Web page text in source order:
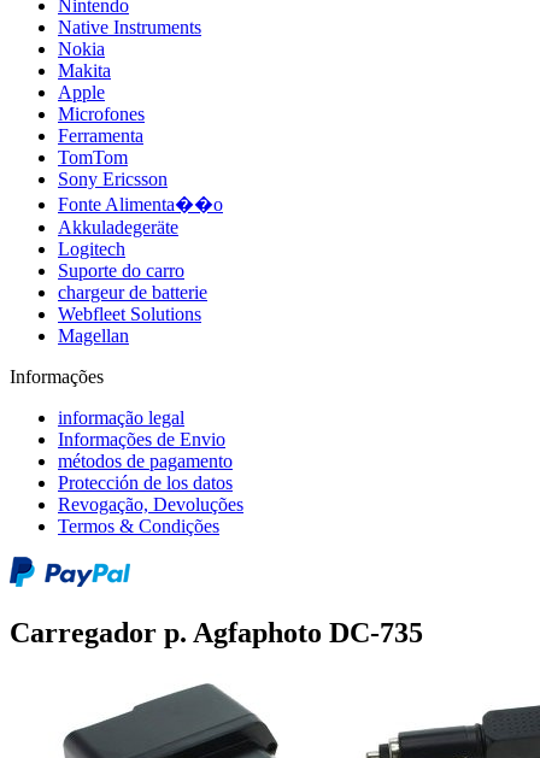
Nintendo
Native Instruments
Nokia
Makita
Apple
Microfones
Ferramenta
TomTom
Sony Ericsson
Fonte Alimenta��o
Akkuladegeräte
Logitech
Suporte do carro
chargeur de batterie
Webfleet Solutions
Magellan
Informações
informação legal
Informações de Envio
métodos de pagamento
Protección de los datos
Revogação, Devoluções
Termos & Condições
Carregador p. Agfaphoto DC-735